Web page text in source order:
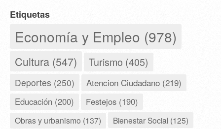
Etiquetas
Economía y Empleo (978)
Cultura (547) Turismo (405)
Deportes (250) Atencion Ciudadano (219)
Educación (200) Festejos (190)
Obras y urbanismo (137) Bienestar Social (125)